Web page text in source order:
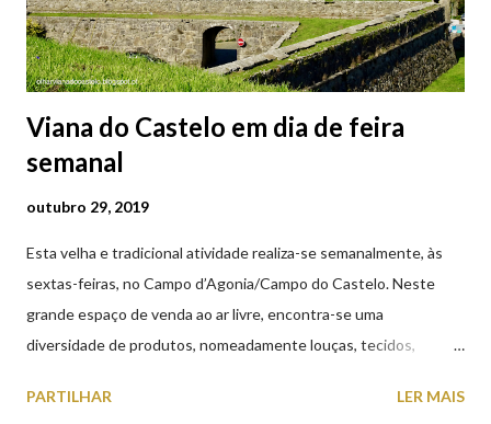
por um soldado a mando do imperador romano, e entregues num
prato à jovem. No mesmo instant...
Viana do Castelo em dia de feira
semanal
outubro 29, 2019
Esta velha e tradicional atividade realiza-se semanalmente, às
sextas-feiras, no Campo d’Agonia/Campo do Castelo. Neste
grande espaço de venda ao ar livre, encontra-se uma
diversidade de produtos, nomeadamente louças, tecidos,
cobres entre muitos outros. Horário de funcionamento | Verão
PARTILHAR LER MAIS